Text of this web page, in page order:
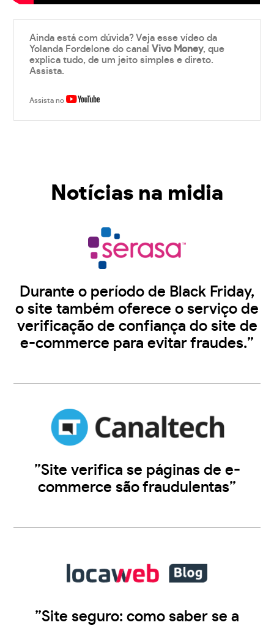
Ainda está com dúvida? Veja esse vídeo da
Yolanda Fordelone do canalVivo Money, que
explica tudo, de um jeito simples e direto.
Assista.
Assista no
Notícias na midia
Durante o período de Black Friday,
o site também oferece o serviço de
verificação de confiança do site de
e-commerce para evitar fraudes.”
”Site verifica se páginas de e-
commerce são fraudulentas”
”Site seguro: como saber se a